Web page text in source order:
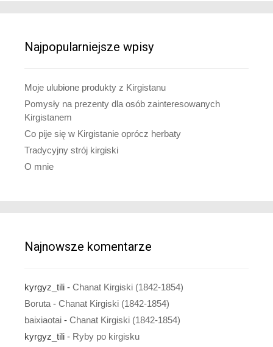
Najpopularniejsze wpisy
Moje ulubione produkty z Kirgistanu
Pomysły na prezenty dla osób zainteresowanych
Kirgistanem
Co pije się w Kirgistanie oprócz herbaty
Tradycyjny strój kirgiski
O mnie
Najnowsze komentarze
kyrgyz_tili - Chanat Kirgiski (1842-1854)
Boruta - Chanat Kirgiski (1842-1854)
baixiaotai - Chanat Kirgiski (1842-1854)
kyrgyz_tili - Ryby po kirgisku